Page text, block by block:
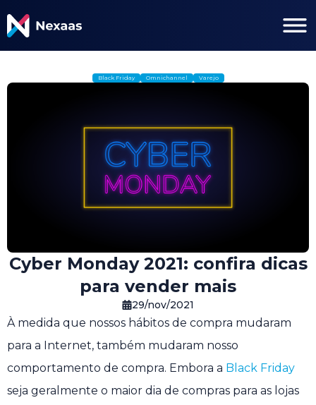
Black Friday Omnichannel Varejo
Cyber Monday 2021: confira dicas
para vender mais
29/nov/2021
À medida que nossos hábitos de compra mudaram
para a Internet, também mudaram nosso
comportamento de compra. Embora a Black Friday
seja geralmente o maior dia de compras para as lojas